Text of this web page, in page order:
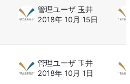
管理ユーザ 玉井
2018年 10月 15日
管理ユーザ 玉井
2018年 10月 1日